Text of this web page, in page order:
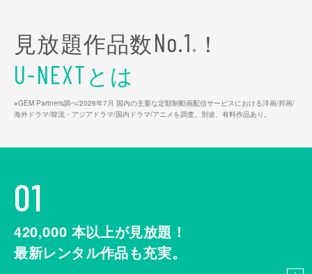
見放題作品数No.1 ※ ！
U-NEXTとは
※GEM Partners調べ/2026年7⽉ 国内の主要な定額制動画配信サービスにおける洋画/邦画/
海外ドラマ/韓流・アジアドラマ/国内ドラマ/アニメを調査。別途、有料作品あり。
01
420,000 本以上が見放題！
最新レンタル作品も充実。